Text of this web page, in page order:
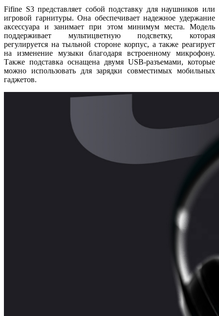
Fifine S3 представляет собой подставку для наушников или
игровой гарнитуры. Она обеспечивает надежное удержание
аксессуара и занимает при этом минимум места. Модель
поддерживает мультицветную подсветку, которая
регулируется на тыльной стороне корпус, а также реагирует
на изменение музыки благодаря встроенному микрофону.
Также подставка оснащена двумя USB-разъемами, которые
можно использовать для зарядки совместимых мобильных
гаджетов.